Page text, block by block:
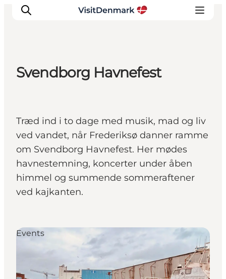
Quoi faire
Hébergements
Planifiez votre voyage
Svendborg Havnefest
Træd ind i to dage med musik, mad og liv
ved vandet, når Frederiksø danner ramme
om Svendborg Havnefest. Her mødes
havnestemning, koncerter under åben
himmel og summende sommeraftener
ved kajkanten.
Events